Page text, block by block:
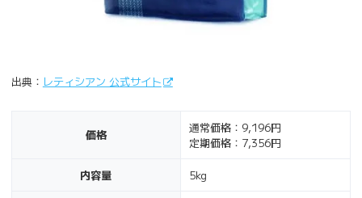
出典： レティシアン 公式サイト
価格
通常価格：9,196円
定期価格：7,356円
内容量 5kg